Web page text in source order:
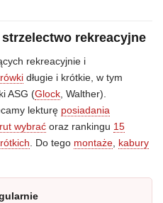
rekreacyjne
rekreacyjnie i
długie i krótkie, w tym
ASG (Glock , Walther).
lekturę posiadania
wybrać oraz rankingu 15
. Do tego montaże kabury